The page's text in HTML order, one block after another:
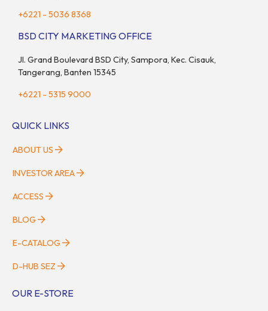
+6221 - 5036 8368
BSD CITY MARKETING OFFICE
Jl. Grand Boulevard BSD City, Sampora, Kec. Cisauk,
Tangerang, Banten 15345
+6221 - 5315 9000
QUICK LINKS
ABOUT US
INVESTOR AREA
ACCESS
BLOG
E-CATALOG
D-HUB SEZ
OUR E-STORE